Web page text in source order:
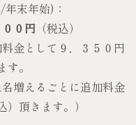
末年始)：
０円 （税込）
金として９，３５０円
す。
名増えるごとに追加料金
頂きます。）